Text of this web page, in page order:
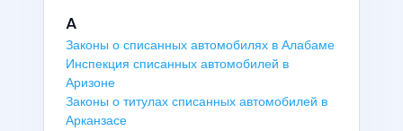
A
Законы о списанных автомобилях в Алабаме
Инспекция списанных автомобилей в
Аризоне
Законы о титулах списанных автомобилей в
Арканзасе